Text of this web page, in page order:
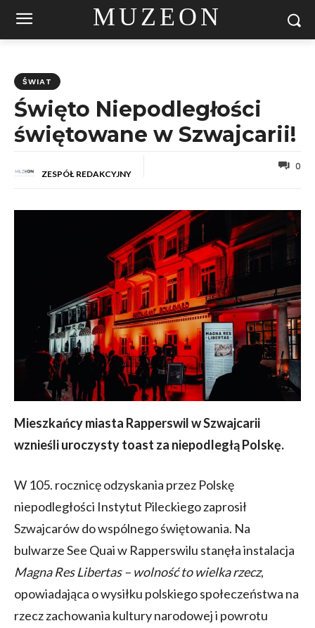
MUZEON
ŚWIAT
Święto Niepodległości
świętowane w Szwajcarii!
ZESPÓŁ REDAKCYJNY
0
Mieszkańcy miasta Rapperswil w Szwajcarii
wznieśli uroczysty toast za niepodległą Polskę.
W 105. rocznicę odzyskania przez Polskę
niepodległości Instytut Pileckiego zaprosił
Szwajcarów do wspólnego świętowania. Na
bulwarze See Quai w Rapperswilu stanęła instalacja
Magna Res Libertas – wolność to wielka rzecz,
opowiadająca o wysiłku polskiego społeczeństwa na
rzecz zachowania kultury narodowej i powrotu